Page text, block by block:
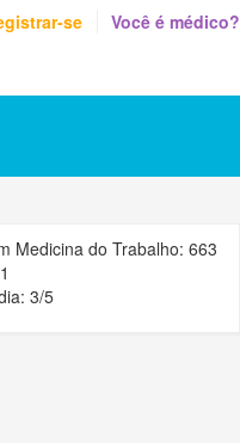
se Você é médico?
Medicina do Trabalho: 663
3/5